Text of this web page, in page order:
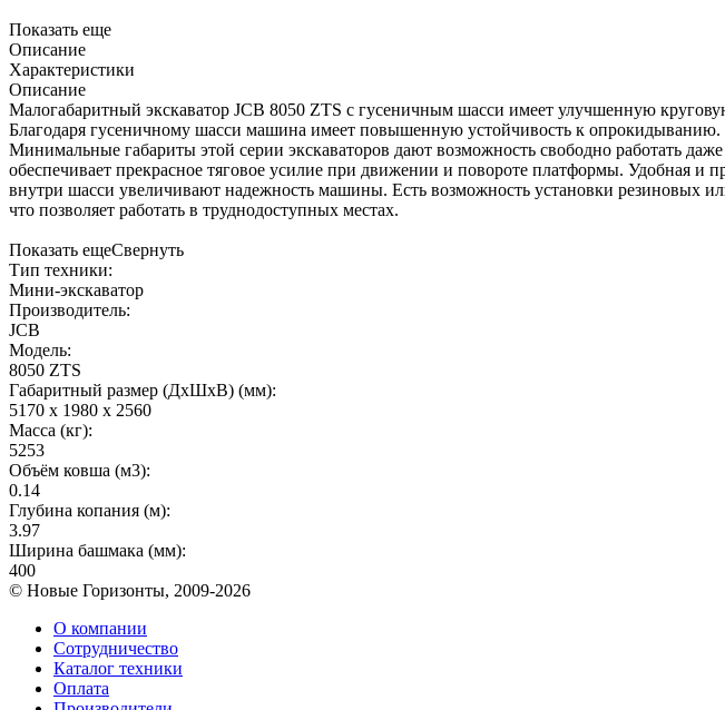
Показать еще
Описание
Характеристики
Описание
Малогабаритный экскаватор JCB 8050 ZTS с гусеничным шасси имеет улучшенную
Благодаря гусеничному шасси машина имеет повышенную устойчивость к опрокидыванию.
Минимальные габариты этой серии экскаваторов дают возможность свободно работать
обеспечивает прекрасное тяговое усилие при движении и повороте платформы. Удобная и
внутри шасси увеличивают надежность машины. Есть возможность установки резиновых
что позволяет работать в труднодоступных местах.
Показать ещеСвернуть
Тип техники:
Мини-экскаватор
Производитель:
JCB
Модель:
8050 ZTS
Габаритный размер (ДхШхВ) (мм):
5170 х 1980 х 2560
Масса (кг):
5253
Объём ковша (м3):
0.14
Глубина копания (м):
3.97
Ширина башмака (мм):
400
© Новые Горизонты, 2009-2026
О компании
Сотрудничество
Каталог техники
Оплата